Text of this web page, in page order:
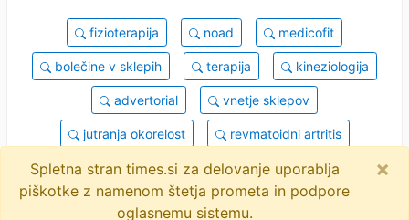
fizioterapija noad medicofit
bolečine v sklepih terapija kineziologija
advertorial vnetje sklepov
jutranja okorelost revmatoidni artritis
objavi tvitaj
2 novici
Spletna stran times.si za delovanje uporablja
piškotke z namenom štetja prometa in podpore
oglasnemu sistemu.
×